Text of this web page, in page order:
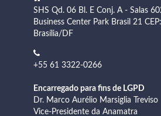
SHS Qd. 06 Bl. E Conj. A - Salas
Business Center Park Brasil 21
Brasília/DF
+55 61 3322-0266
Encarregado para fins de LGPD
Dr. Marco Aurélio Marsiglia Treviso
Vice-Presidente da Anamatra